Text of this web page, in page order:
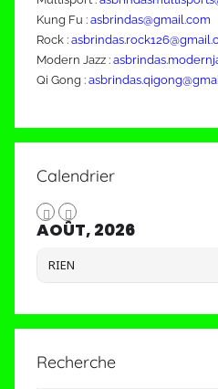
Kung Fu : asbrindas@gmail.com
Rock :
Modern Jazz :
Qi Gong :
Calendrier
AOÛT, 2026
RIEN
Recherche